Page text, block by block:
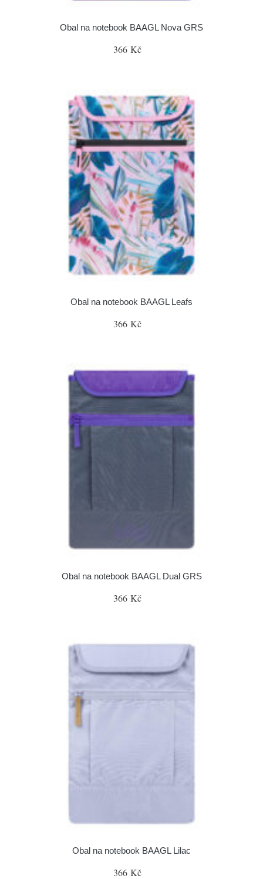
Obal na notebook BAAGL Nova GRS
366 Kč
Obal na notebook BAAGL Leafs
366 Kč
Obal na notebook BAAGL Dual GRS
366 Kč
Obal na notebook BAAGL Lilac
366 Kč